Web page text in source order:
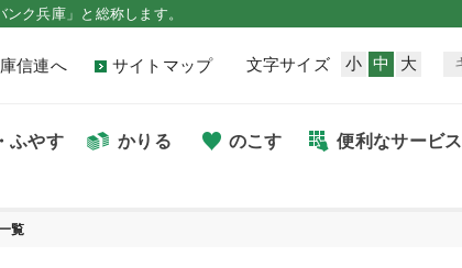
ク兵庫」と総称します。
庫信連へ サイトマップ 文字サイズ 小 中 大
ふやす かりる のこす 便利なサービス
覧